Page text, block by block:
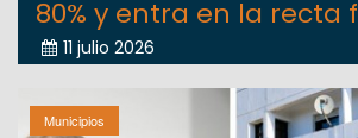
80% y entra en la recta
11 julio 2026
Municipios